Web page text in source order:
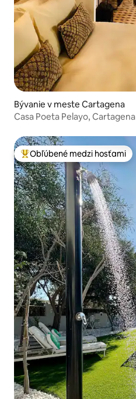
Bývanie v meste Cartagena
Casa Poeta Pelayo, Cartagena
Najobľúbenejšie medzi hosťami
Obľúbené medzi hosťami